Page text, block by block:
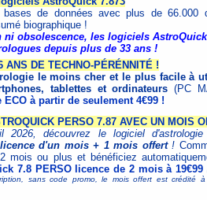
de données avec plus de 66.000
biographique !
ni obsolescence, les logiciels
depuis plus de 33 ans !
DE TECHNO-PÉRÉNNITÉ !
le moins cher et le plus facile à
tablettes et ordinateurs (PC
ECO à partir de seulement 4€99 !
PERSO 7.87 AVEC UN MOIS
2026, découvrez le logiciel
d'un mois + 1 mois offert!
mois ou plus et bénéficiez
7.8 PERSO licence de 2 mois à 19€99
sans code promo, le mois offert est crédité